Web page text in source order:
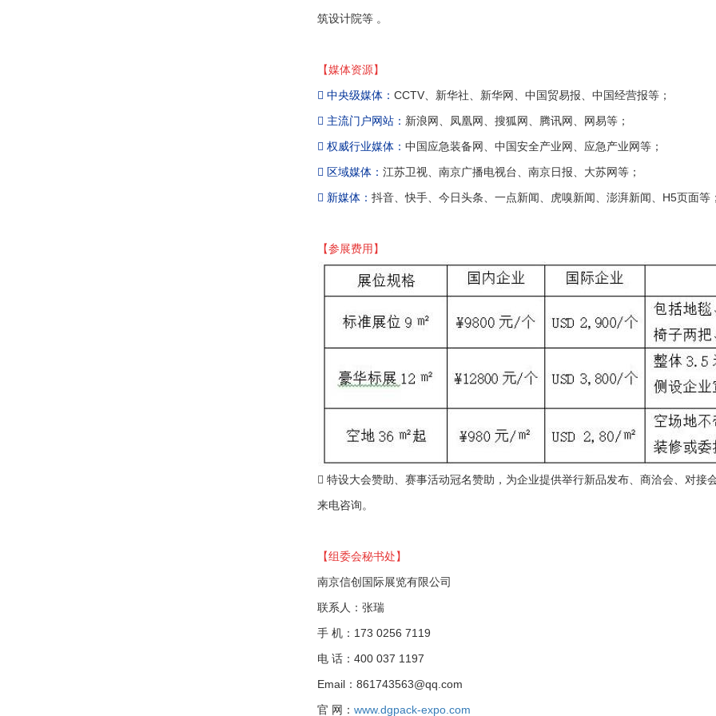
筑设计院等 。
【媒体资源】
 中央级媒体： CCTV、新华社、新华网、中国贸易报、中国经营报等；
 主流门户网站： 新浪网、凤凰网、搜狐网、腾讯网、网易等；
 权威行业媒体： 中国应急装备网、中国安全产业网、应急产业网等；
 区域媒体： 江苏卫视、南京广播电视台、南京日报、大苏网等；
 新媒体： 抖音、快手、今日头条、一点新闻、虎嗅新闻、澎湃新闻、H5页面等
【参展费用】
 特设大会赞助、赛事活动冠名赞助，为企业提供举行新品发布、商洽会、对接
来电咨询。
【组委会秘书处】
南京信创国际展览有限公司
联系人：张瑞
手 机：173 0256 7119
电 话：400 037 1197
Email：861743563@qq.com
官 网： www.dgpack-expo.com